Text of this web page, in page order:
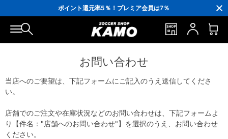
ポイント還元率5％！プレミア会員は7％
会員の方にはお誕生月に「10％OFFクーポン」プレゼント！
16,000円(税込)以上でシューズケースプレゼント！
3,300円(税込)以上で送料無料！
お問い合わせ
当店へのご要望は、下記フォームにご記入のうえ送信してくださ
い。
店舗でのご注文や在庫状況などのお問い合わせは、下記フォームよ
り【件名："店舗へのお問い合わせ"】を選択のうえ、お問い合わせ
ください。